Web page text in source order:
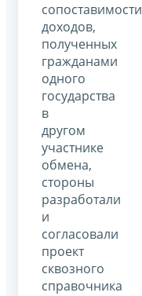
сопоставимости
доходов,
полученных
гражданами
одного
государства
в
другом
участнике
обмена,
стороны
разработали
и
согласовали
проект
сквозного
справочника